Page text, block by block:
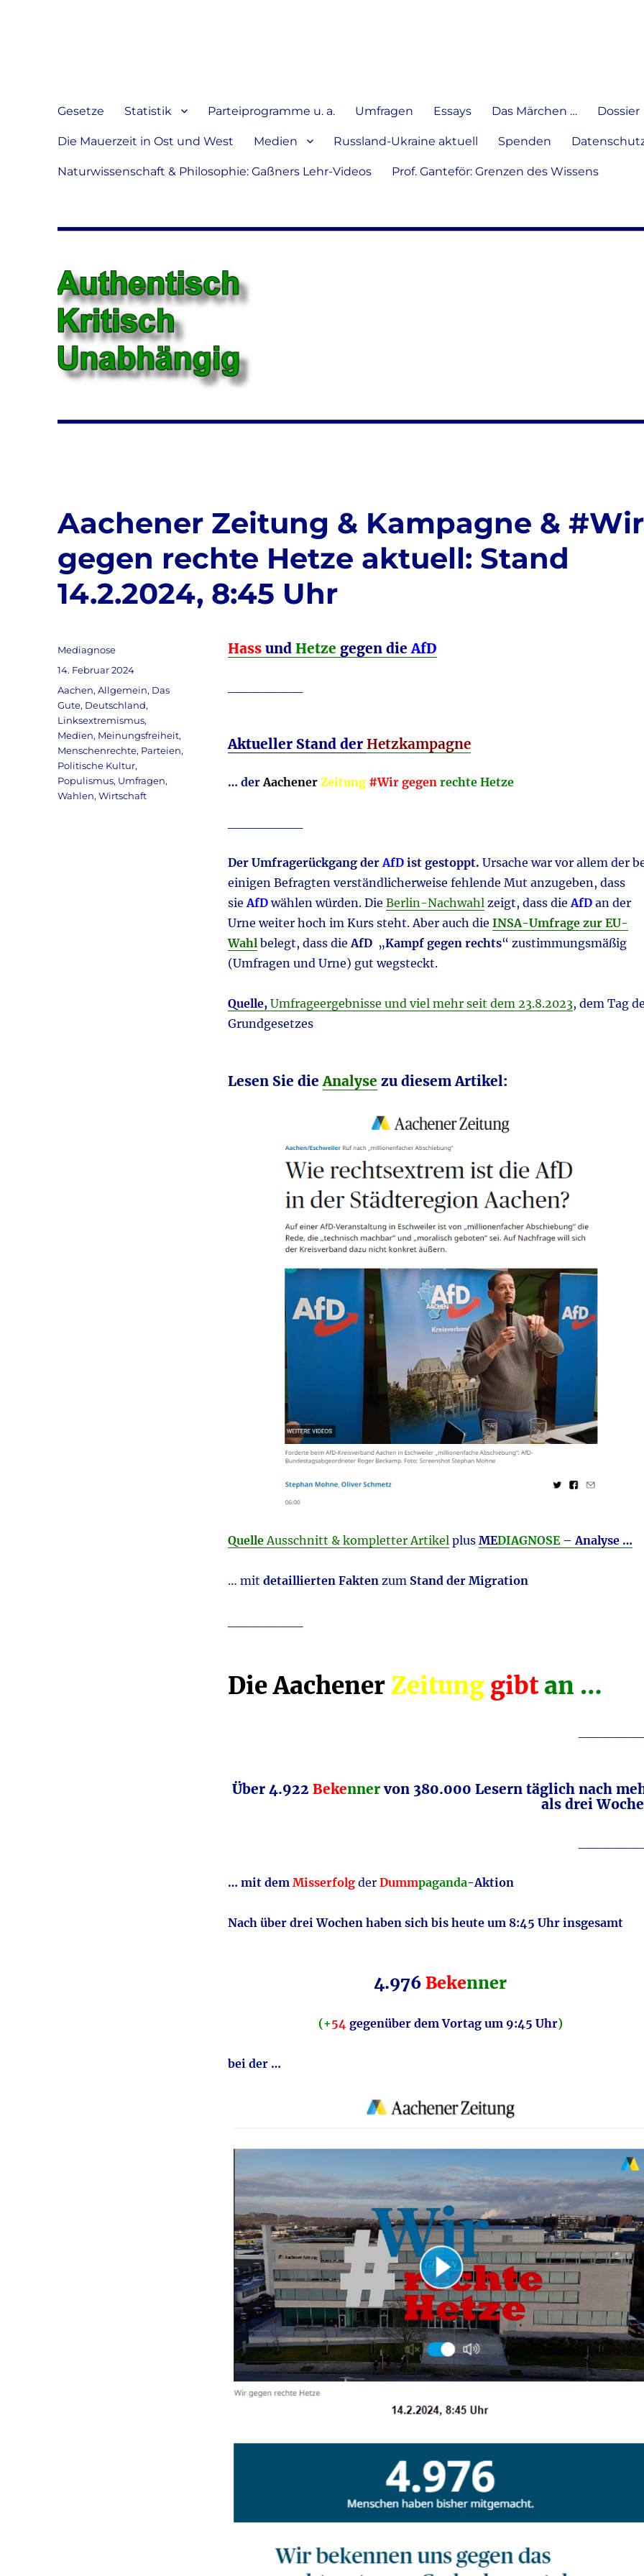
verbreiten
Gesetze Statistik Parteiprogramme u. a. Umfragen Essays Das Märchen … Dossier
Die Mauerzeit in Ost und West Medien Russland-Ukraine aktuell Spenden
Naturwissenschaft & Philosophie: Gaßners Lehr-Videos Prof. Ganteför: Grenzen des Wissens
Aachener Zeitung & Kampagne & #Wir
gegen rechte Hetze aktuell: Stand
14.2.2024, 8:45 Uhr
Hass und Hetze gegen die AfD
Aktueller Stand der Hetzkampagne
… der Aachener Zeitung #Wir gegenrechte Hetze
Der Umfragerückgang derAfDist gestoppt. Ursache war vor allem der
einigen Befragten verständlicherweise fehlende Mut anzugeben, dass
sie AfD wählen würden. Die Berlin-Nachwahlzeigt, dass dieAfD an der
Urne weiter hoch im Kurs steht. Aber auch die INSA-Umfrage zur EU-
Wahlbelegt, dass dieAfD„Kampf gegen rechts“ zustimmungsmäßig
(Umfragen und Urne) gut wegsteckt.
Quelle,Umfrageergebnisse und viel mehr seit dem 23.8.2023, dem Tag
Grundgesetzes
Lesen Sie dieAnalyse zu diesem Artikel:
QuelleAusschnitt & kompletter Artikel plus MEDIAGNOSE – Analyse …
… mit detaillierten Fakten zum Stand der Migration
Die AachenerZeitung gibtan …
Über 4.922 Bekennervon 380.000 Lesern täglich nach
als drei
… mit dem Misserfolgder Dummpaganda-Aktion
Nach über drei Wochen haben sich bis heute um 8:45 Uhr insgesamt
4.976Bekenner
(+54 gegenüber dem Vortag um 9:45 Uhr)
bei der …
Autor
Mediagnose
Veröffentlicht
14. Februar 2024
Kategorien
Aachen,Allgemein, Das
Gute, Deutschland,
Linksextremismus,
Medien, Meinungsfreiheit,
Menschenrechte, Parteien,
Politische Kultur,
Populismus, Umfragen,
Wahlen,Wirtschaft